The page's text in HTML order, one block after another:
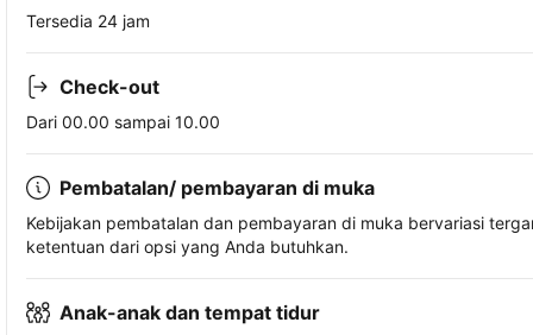
Tersedia 24 jam
Check-out
Dari 00.00 sampai 10.00
Pembatalan/ pembayaran di muka
Kebijakan pembatalan dan pembayaran di muka bervariasi
ketentuan dari opsi yang Anda butuhkan.
Anak-anak dan tempat tidur